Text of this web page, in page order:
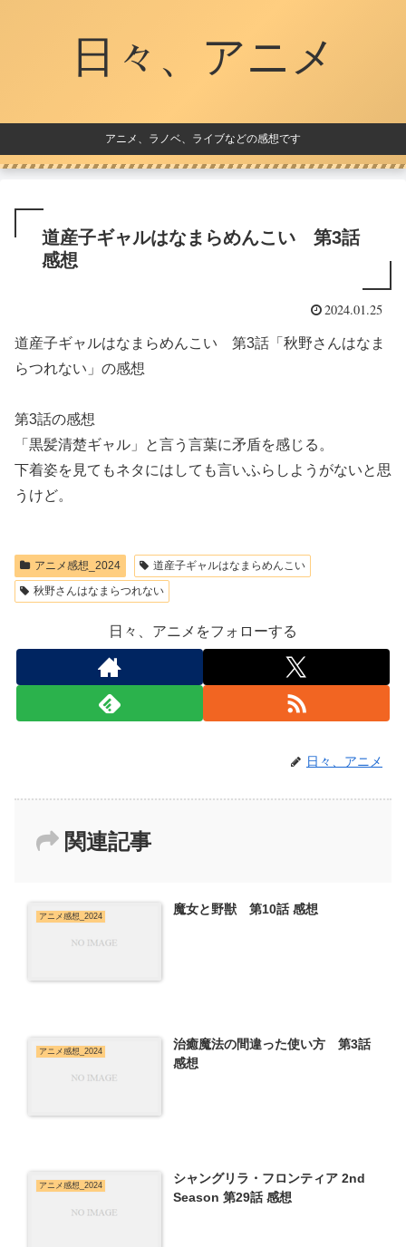
日々、アニメ
アニメ、ラノベ、ライブなどの感想です
道産子ギャルはなまらめんこい 第3話
感想
2024.01.25
道産子ギャルはなまらめんこい 第3話「秋野さんはなま
らつれない」の感想
第3話の感想
「黒髪清楚ギャル」と言う言葉に矛盾を感じる。
下着姿を見てもネタにはしても言いふらしようがないと思
うけど。
アニメ感想_2024
道産子ギャルはなまらめんこい
秋野さんはなまらつれない
日々、アニメをフォローする
日々、アニメ
関連記事
アニメ感想_2024 魔女と野獣 第10話 感想
アニメ感想_2024
治癒魔法の間違った使い方 第3話
感想
アニメ感想_2024
シャングリラ・フロンティア 2nd
Season 第29話 感想